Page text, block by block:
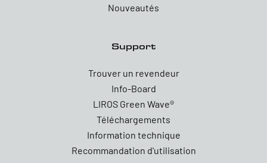
Nouveautés
Support
Trouver un revendeur
Info-Board
LIROS Green Wave®
Téléchargements
Information technique
Recommandation d'utilisation